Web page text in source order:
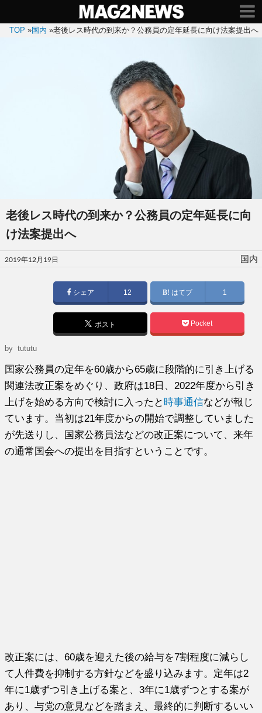
TOP »国内 »老後レス時代の到来か？公務員の定年延長に向け法案提出へ
老後レス時代の到来か？公務員の定年延長に向
け法案提出へ
投
稿
2019年12月19日 国内
シェア 12 はてブ 1
ポスト Pocket
by tututu
国家公務員の定年を60歳から65歳に段階的に引き上げる
関連法改正案をめぐり、政府は18日、2022年度から引き
上げを始める方向で検討に入ったと 時事通信などが報じ
ています。当初は21年度からの開始で調整していました
が先送りし、国家公務員法などの改正案について、来年
の通常国会への提出を目指すということです。
改正案には、60歳を迎えた後の給与を7割程度に減らし
て人件費を抑制する方針などを盛り込みます。定年は2
年に1歳ずつ引き上げる案と、3年に1歳ずつとする案が
あり、与党の意見などを踏まえ、最終的に判断するいい